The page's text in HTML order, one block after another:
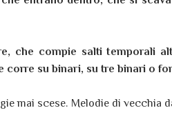
che compie salti temporali
corre su binari, su tre binari o
mai scese. Melodie di vecchia